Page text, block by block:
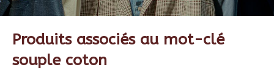
Produits associés au mot-clé
souple coton